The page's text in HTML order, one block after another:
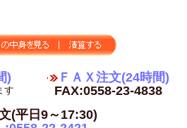
)
す
ＦＡＸ注文(24時間)
FAX:0558-23-4838
(平日9～17:30)